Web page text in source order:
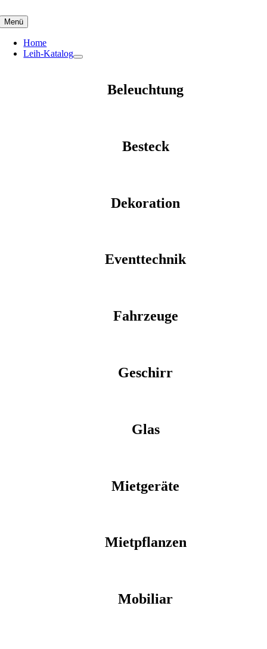
to
content
Menü
Home
Leih-Katalog
Beleuchtung
Besteck
Dekoration
Eventtechnik
Fahrzeuge
Geschirr
Glas
Mietgeräte
Mietpflanzen
Mobiliar